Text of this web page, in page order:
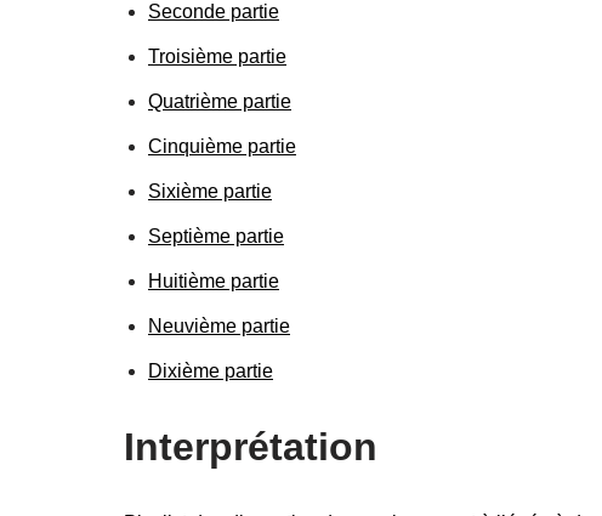
Seconde partie
Troisième partie
Quatrième partie
Cinquième partie
Sixième partie
Septième partie
Huitième partie
Neuvième partie
Dixième partie
Interprétation